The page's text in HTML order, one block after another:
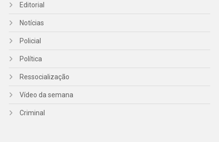
Editorial
Notícias
Policial
Política
Ressocialização
Vídeo da semana
Criminal